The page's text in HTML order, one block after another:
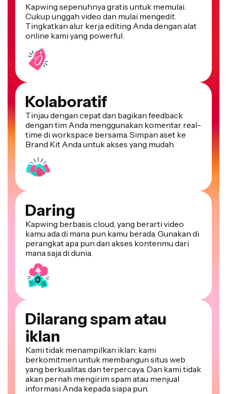
Kapwing sepenuhnya gratis untuk memulai.
Cukup unggah video dan mulai mengedit.
Tingkatkan alur kerja editing Anda dengan alat
online kami yang powerful.
Kolaboratif
Tinjau dengan cepat dan bagikan feedback
dengan tim Anda menggunakan komentar real-
time di workspace bersama. Simpan aset ke
Brand Kit Anda untuk akses yang mudah.
Daring
Kapwing berbasis cloud, yang berarti video
kamu ada di mana pun kamu berada. Gunakan di
perangkat apa pun dan akses kontenmu dari
mana saja di dunia.
Dilarang spam atau
iklan
Kami tidak menampilkan iklan: kami
berkomitmen untuk membangun situs web
yang berkualitas dan terpercaya. Dan kami tidak
akan pernah mengirim spam atau menjual
informasi Anda kepada siapa pun.